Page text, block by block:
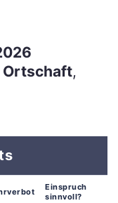
,
Einspruch
sinnvoll?